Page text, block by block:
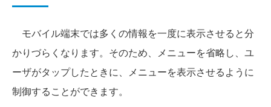
モバイル端末では多くの情報を一度に表示させると分
かりづらくなります。そのため、メニューを省略し、ユ
ーザがタップしたときに、メニューを表示させるように
制御することができます。